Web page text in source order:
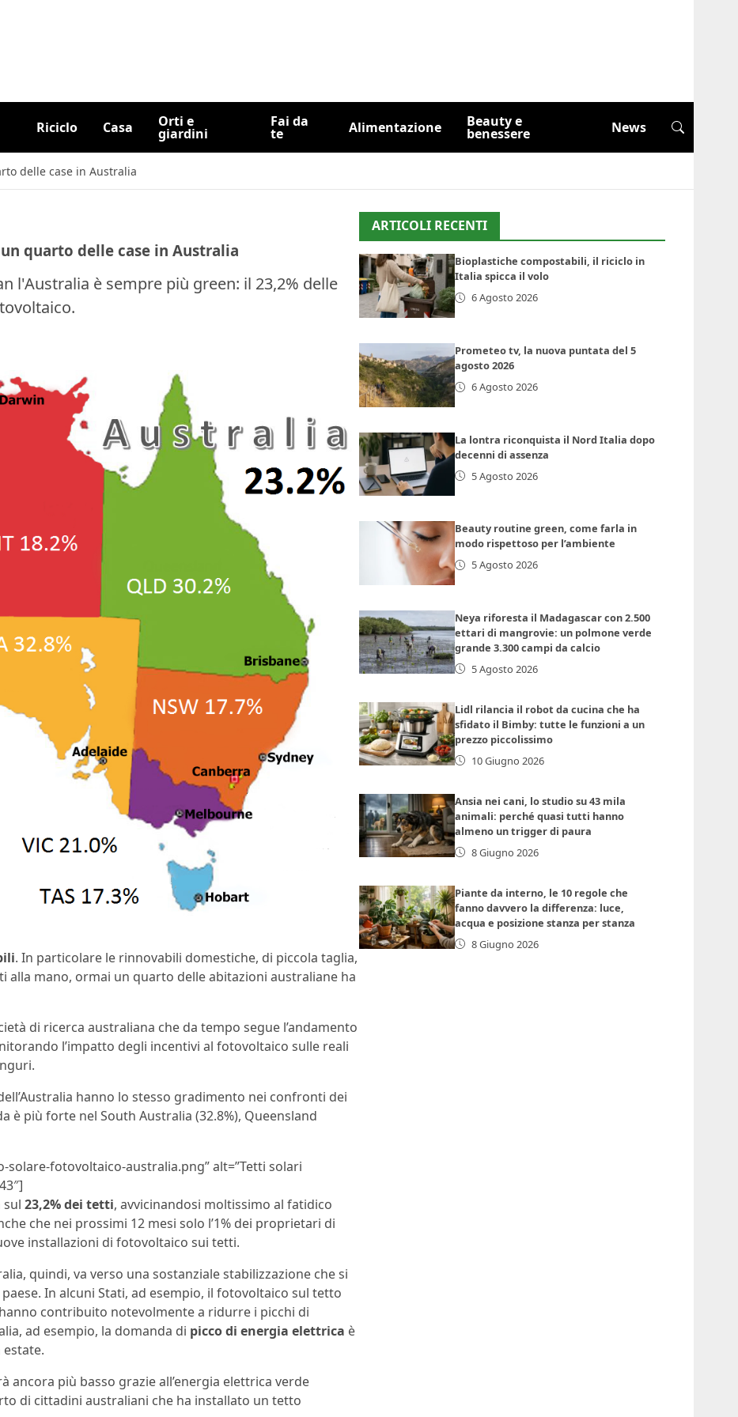
Riciclo Casa Orti e
giardini
Fai da
te Alimentazione Beauty e
benessere News
delle case in Australia
quarto delle case in Australia
l'Australia è sempre più green: il 23,2% delle
. In particolare le rinnovabili domestiche, di piccola taglia,
alla mano, ormai un quarto delle abitazioni australiane ha
di ricerca australiana che da tempo segue l’andamento
l’impatto degli incentivi al fotovoltaico sulle reali
hanno lo stesso gradimento nei confronti dei
più forte nel South Australia (32.8%), Queensland
fotovoltaico-australia.png” alt=”Tetti solari
sul 23,2% dei tetti, avvicinandosi moltissimo al fatidico
che nei prossimi 12 mesi solo l’1% dei proprietari di
installazioni di fotovoltaico sui tetti.
quindi, va verso una sostanziale stabilizzazione che si
In alcuni Stati, ad esempio, il fotovoltaico sul tetto
contribuito notevolmente a ridurre i picchi di
ad esempio, la domanda di picco di energia elettrica è
ancora più basso grazie all’energia elettrica verde
di cittadini australiani che ha installato un tetto
ARTICOLI RECENTI
Bioplastiche compostabili, il riciclo in
Italia spicca il volo
6 Agosto 2026
Prometeo tv, la nuova puntata del 5
agosto 2026
6 Agosto 2026
La lontra riconquista il Nord Italia dopo
decenni di assenza
5 Agosto 2026
Beauty routine green, come farla in
modo rispettoso per l’ambiente
5 Agosto 2026
Neya riforesta il Madagascar con 2.500
ettari di mangrovie: un polmone verde
grande 3.300 campi da calcio
5 Agosto 2026
Lidl rilancia il robot da cucina che ha
sfidato il Bimby: tutte le funzioni a un
prezzo piccolissimo
10 Giugno 2026
Ansia nei cani, lo studio su 43 mila
animali: perché quasi tutti hanno
almeno un trigger di paura
8 Giugno 2026
Piante da interno, le 10 regole che
fanno davvero la differenza: luce,
acqua e posizione stanza per stanza
8 Giugno 2026